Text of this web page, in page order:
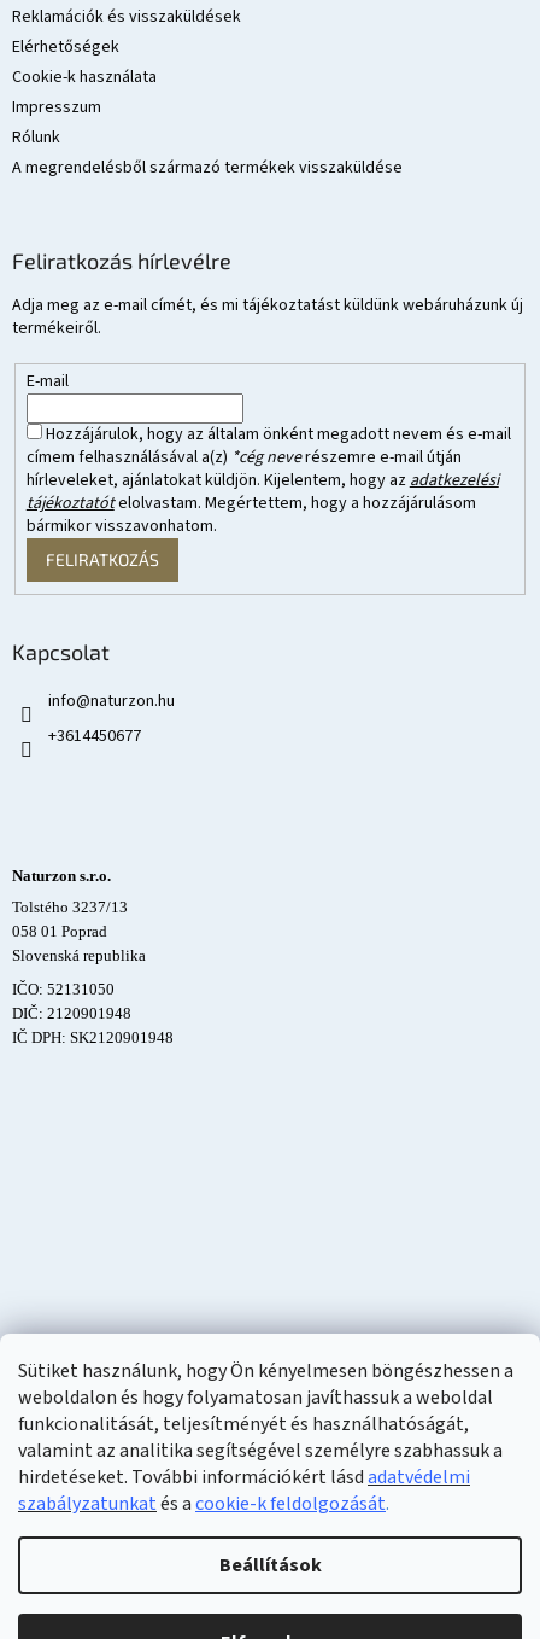
Sütiket használunk, hogy Ön kényelmesen böngészhessen a
weboldalon és hogy folyamatosan javíthassuk a weboldal
funkcionalitását, teljesítményét és használhatóságát,
valamint az analitika segítségével személyre szabhassuk a
hirdetéseket. További információkért lásdadatvédelmi
szabályzatunkatés acookie-k feldolgozását.
Beállítások
Reklamációk és visszaküldések
Elérhetőségek
Cookie-k használata
Impresszum
Rólunk
A megrendelésből származó termékek visszaküldése
Feliratkozás hírlevélre
Adja meg az e-mail címét, és mi tájékoztatást küldünk webáruházunk új
termékeiről.
E-mail
Hozzájárulok, hogy az általam önként megadott nevem és e-mail
címem felhasználásával a(z) *cég neverészemre e-mail útján
hírleveleket, ajánlatokat küldjön. Kijelentem, hogy az adatkezelési
tájékoztatótelolvastam. Megértettem, hogy a hozzájárulásom
bármikor visszavonhatom.
FELIRATKOZÁS
Kapcsolat
info@naturzon.hu
+3614450677
Naturzon s.r.o.
Tolstého 3237/13
058 01 Poprad
Slovenská republika
IČO: 52131050
DIČ: 2120901948
IČ DPH: SK2120901948
Shoptet készítette